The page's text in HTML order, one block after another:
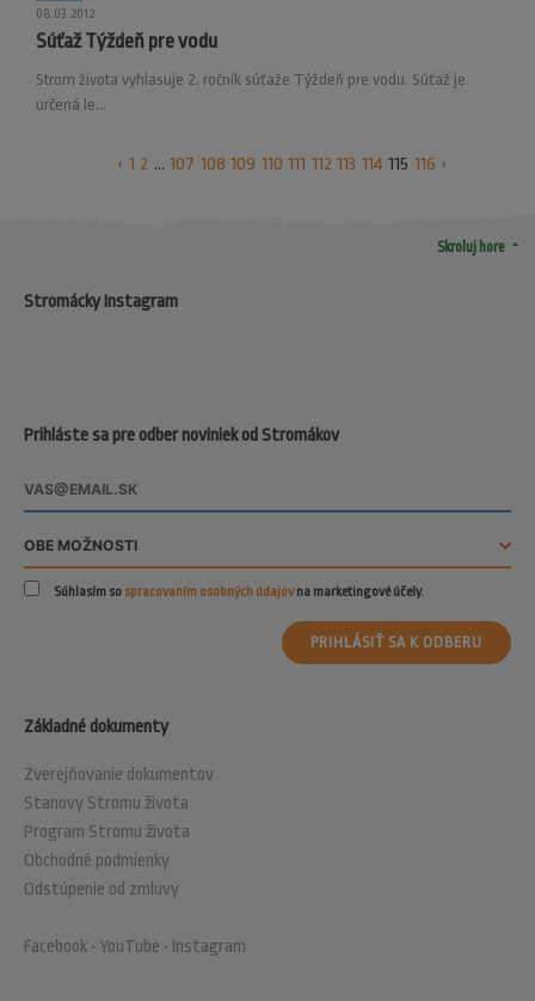
08.03.2012
Súťaž Týždeň pre vodu
Strom života vyhlasuje 2. ročník súťaže Týždeň pre vodu. Súťaž je
určená le...
‹ 1 2 ... 107 108 109 110 111 112 113 114 115 116 ›
Skroluj hore arrow_drop_up
Základné dokumenty
Zverejňovanie dokumentov
Stanovy Stromu života
Program Stromu života
Obchodné podmienky
Odstúpenie od zmluvy
Facebook • YouTube • Instagram
Prihláste sa pre odber noviniek od Stromákov
Súhlasím so spracovaním osobných údajovna marketingové účely.
PRIHLÁSIŤ SA K ODBERU
Stromácky Instagram